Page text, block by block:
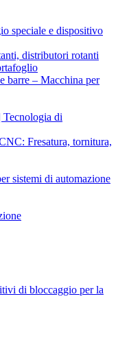
speciale e dispositivo
distributori rotanti
barre – Macchina per
Tecnologia di
Fresatura, tornitura,
sistemi di automazione
di bloccaggio per la